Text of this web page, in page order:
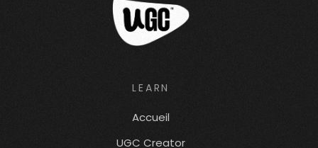
LEARN
Accueil
UGC Creator